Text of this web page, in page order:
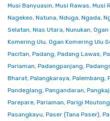
Musi Banyuasin, Musi Rawas, Musi
Nagekeo, Natuna, Nduga, Ngada,
Selatan, Nias Utara, Nunukan, Ogan
Komering Ulu, Ogan Komering Ulu
Pacitan, Padang, Padang Lawas,
Pariaman, Padangpanjang,
Bharat, Palangkaraya, Palembang,
Pandeglang, Pangandaran,
Parepare, Pariaman, Parigi Moutong
Pasangkayu, Paser (Tana Paser),